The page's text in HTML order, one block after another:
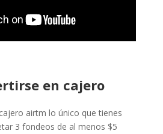
en cajero
airtm lo único que tienes
3 fondeos de al menos $5